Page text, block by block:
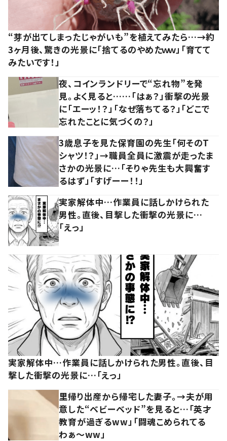
“芽が出てしまったじゃがいも”を植えてみたら…→約
3ヶ月後、驚きの光景に「捨てるのやめたｗｗ」「育てて
みたいです！」
夜、コインランドリーで“忘れ物”を発
見。よく見ると……「はぁ？」衝撃の光景
に「エーッ！？」「なぜ落ちてる？」「どこで
忘れたことに気づくの？」
3歳息子を見た保育園の先生「何そのT
シャツ！？」→職員全員に激震が走ったま
さかの光景に…「そりゃ先生も大興奮す
るはず」「すげーー！！」
実家解体中…作業員に話しかけられた
男性。直後、目撃した衝撃の光景に…
「えっ」
実家解体中…作業員に話しかけられた男性。直後、目
撃した衝撃の光景に…「えっ」
里帰り出産から帰宅した妻子。→夫が用
意した“ベビーベッド”を見ると…「英才
教育が過ぎるww」「闘魂こめられてる
わぁ～ww」